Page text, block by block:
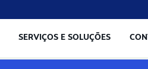
SERVIÇOS E SOLUÇÕES